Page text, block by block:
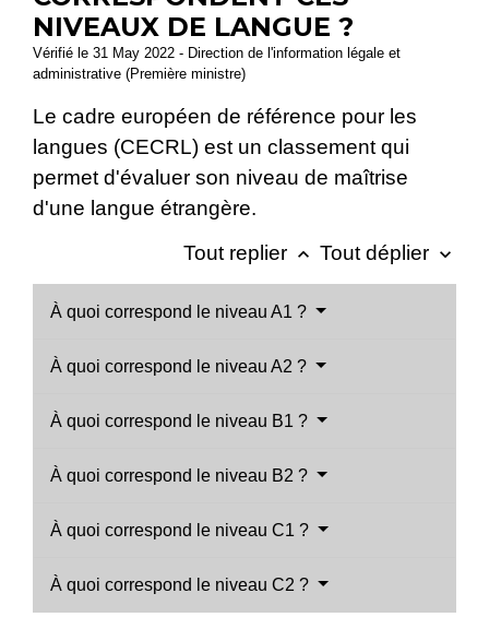
NIVEAUX DE LANGUE ?
Vérifié le 31 May 2022 - Direction de l'information légale et
administrative (Première ministre)
Le cadre européen de référence pour les
langues (CECRL) est un classement qui
permet d'évaluer son niveau de maîtrise
d'une langue étrangère.
Tout replier keyboard_arrow_up Tout déplier keyboard_arrow_down
À quoi correspond le niveau A1 ?
À quoi correspond le niveau A2 ?
À quoi correspond le niveau B1 ?
À quoi correspond le niveau B2 ?
À quoi correspond le niveau C1 ?
À quoi correspond le niveau C2 ?